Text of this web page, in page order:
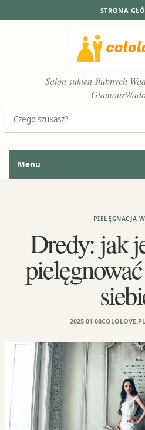
STRONA
Salon sukien ślubnych
Menu
PIELĘGNACJA
Dredy: jak
2025-01-08COLOLOVE.PL